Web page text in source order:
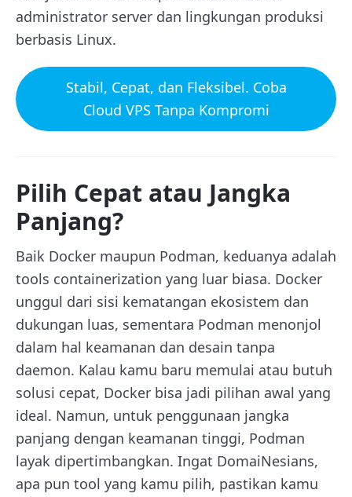
administrator server dan lingkungan produksi
berbasis Linux.
Stabil, Cepat, dan Fleksibel. Coba
Cloud VPS Tanpa Kompromi
Pilih Cepat atau Jangka
Panjang?
Baik Docker maupun Podman, keduanya adalah
tools containerization yang luar biasa. Docker
unggul dari sisi kematangan ekosistem dan
dukungan luas, sementara Podman menonjol
dalam hal keamanan dan desain tanpa
daemon. Kalau kamu baru memulai atau butuh
solusi cepat, Docker bisa jadi pilihan awal yang
ideal. Namun, untuk penggunaan jangka
panjang dengan keamanan tinggi, Podman
layak dipertimbangkan. Ingat DomaiNesians,
apa pun tool yang kamu pilih, pastikan kamu